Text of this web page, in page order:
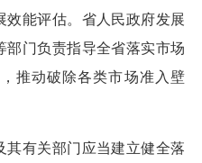
效能评估。省人民政府发展
部门负责指导全省落实市场
推动破除各类市场准入壁
有关部门应当建立健全落